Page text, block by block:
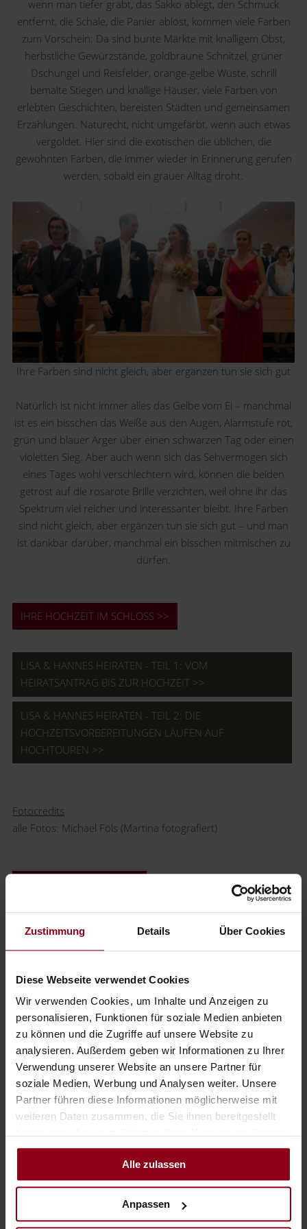
Zustimmung Details Über Cookies
Diese Webseite verwendet Cookies
Wir verwenden Cookies, um Inhalte und Anzeigen zu
personalisieren, Funktionen für soziale Medien anbieten
zu können und die Zugriffe auf unsere Website zu
analysieren. Außerdem geben wir Informationen zu Ihrer
Verwendung unserer Website an unsere Partner für
soziale Medien, Werbung und Analysen weiter. Unsere
Partner führen diese Informationen möglicherweise mit
weiteren Daten zusammen, die Sie ihnen bereitgestellt
gesammelt haben.
Alle zulassen
Anpassen
wenn man tiefer gräbt, das Sakko ablegt, den Schmuck
entfernt, die Schale, die Panier ablöst, kommen viele Farben
zum Vorschein: Da sind bunte Märkte mit knalligem Obst,
herbstliche Gewürzstände, goldbraune Schnitzel, grüner
Dschungel und Reisfelder, orange-gelbe Wüste, schrill
bemalte Stiegen und knallige Häuser, viele Farben von
erlebten Geschichten, bereisten Städten und gemeinsamen
Erzählungen. Naturecht, nicht umgefärbt, wenn auch etwas
vergoldet. Hier sind die exotischen die üblichen, die
gewohnten Farben, die immer wieder in Erinnerung gerufen
werden, sobald ein grauer Alltag droht.
Ihre Farben sind nicht gleich, aber ergänzen tun sie sich gut
Natürlich ist nicht immer alles das Gelbe vom Ei – manchmal
ist es ein bisschen das Weiße aus den Augen, Alarmstufe rot,
grün und blauer Ärger über einen schwarzen Tag oder einen
violetten Sieg. Aber auch wenn sich das Sehvermögen sich
eines Tages wohl verschlechtern wird, können die beiden
getrost auf die rosarote Brille verzichten, weil ohne ihr das
Spektrum viel reicher und interessanter bleibt. Ihre Farben
sind nicht gleich, aber ergänzen tun sie sich gut – und man
ist dankbar darüber, manchmal ein bisschen mitmischen zu
dürfen.
IHRE HOCHZEIT IM SCHLOSS >>
LISA & HANNES HEIRATEN - TEIL 1: VOM
HEIRATSANTRAG BIS ZUR HOCHZEIT >>
LISA & HANNES HEIRATEN - TEIL 2: DIE
HOCHZEITSVORBEREITUNGEN LAUFEN AUF
HOCHTOUREN >>
Fotocredits
alle Fotos: Michael Föls (Martina fotografiert)
ZURÜCK ZUR ÜBERSICHT
Jetzt keinen Artikel mehr verpassen.
ZUR NEWSLETTER ANMELDUNG
Über den Autor
Bernhard Scheiblauer sammelt
seit über 10 Jahren aktiv im
den Geschäftsführern des
RelaxResort Kothmühle und dem Schloss an der
unterstützt er die Familienbetriebe aktuell beim Blog